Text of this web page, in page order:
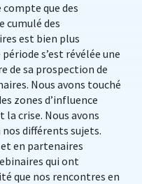
compte que des
cumulé des
est bien plus
s’est révélée une
de sa prospection de
Nous avons touché
zones d’influence
la crise. Nous avons
nos différents sujets.
en partenaires
qui ont
que nos rencontres en